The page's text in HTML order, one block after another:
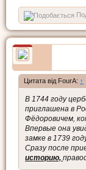
Цитата від FourA: ↑
В 1744 году
приглашена в
Фёдоровичем,
Впервые она
замке в 1739
Сразу после
историю,